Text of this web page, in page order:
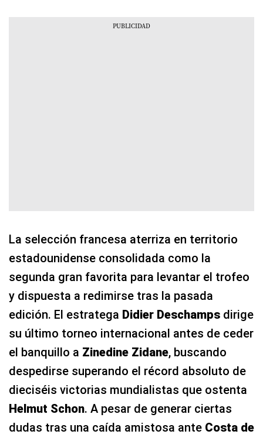
La selección francesa aterriza en territorio
estadounidense consolidada como la
segunda gran favorita para levantar el trofeo
y dispuesta a redimirse tras la pasada
edición. El estratega Didier Deschamps dirige
su último torneo internacional antes de ceder
el banquillo a Zinedine Zidane, buscando
despedirse superando el récord absoluto de
dieciséis victorias mundialistas que ostenta
Helmut Schon. A pesar de generar ciertas
dudas tras una caída amistosa ante Costa de